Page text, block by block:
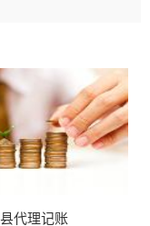
代理记账